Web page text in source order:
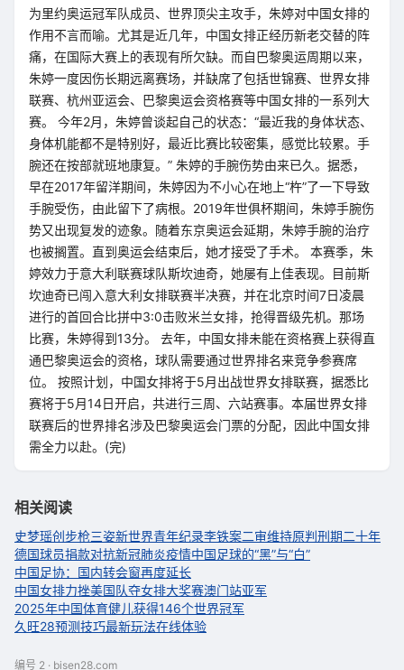
为里约奥运冠军队成员、世界顶尖主攻手，朱婷对中国女排的
作用不言而喻。尤其是近几年，中国女排正经历新老交替的阵
痛，在国际大赛上的表现有所欠缺。而自巴黎奥运周期以来，
朱婷一度因伤长期远离赛场，并缺席了包括世锦赛、世界女排
联赛、杭州亚运会、巴黎奥运会资格赛等中国女排的一系列大
赛。 今年2月，朱婷曾谈起自己的状态：“最近我的身体状态、
身体机能都不是特别好，最近比赛比较密集，感觉比较累。手
腕还在按部就班地康复。” 朱婷的手腕伤势由来已久。据悉，
早在2017年留洋期间，朱婷因为不小心在地上“杵”了一下导致
手腕受伤，由此留下了病根。2019年世俱杯期间，朱婷手腕伤
势又出现复发的迹象。随着东京奥运会延期，朱婷手腕的治疗
也被搁置。直到奥运会结束后，她才接受了手术。 本赛季，朱
婷效力于意大利联赛球队斯坎迪奇，她屡有上佳表现。目前斯
坎迪奇已闯入意大利女排联赛半决赛，并在北京时间7日凌晨
进行的首回合比拼中3:0击败米兰女排，抢得晋级先机。那场
比赛，朱婷得到13分。 去年，中国女排未能在资格赛上获得直
通巴黎奥运会的资格，球队需要通过世界排名来竞争参赛席
位。 按照计划，中国女排将于5月出战世界女排联赛，据悉比
赛将于5月14日开启，共进行三周、六站赛事。本届世界女排
联赛后的世界排名涉及巴黎奥运会门票的分配，因此中国女排
需全力以赴。(完)
相关阅读
史梦瑶创步枪三姿新世界青年纪录李铁案二审维持原判刑期二十年
德国球员捐款对抗新冠肺炎疫情中国足球的“黑”与“白”
中国足协：国内转会窗再度延长
中国女排力挫美国队夺女排大奖赛澳门站亚军
2025年中国体育健儿获得146个世界冠军
久旺28预测技巧最新玩法在线体验
编号 2 · bisen28.com